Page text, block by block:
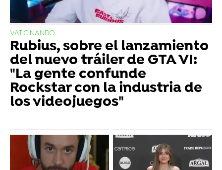
VATICINANDO
Rubius, sobre el lanzamiento
del nuevo tráiler de GTA VI:
"La gente confunde
Rockstar con la industria de
los videojuegos"